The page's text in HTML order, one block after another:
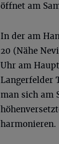
öffnet am
In der am
20 (Nähe
Uhr am
Langerfelder
man sich am
harmonieren.